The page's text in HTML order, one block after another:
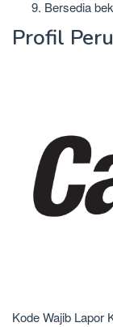
Bersedia
Profil
Kode Wajib Lapor